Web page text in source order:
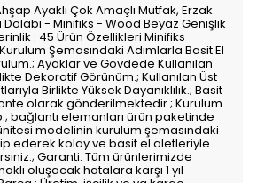
Ayaklı Çok Amaçlı Mutfak, Erzak
Dolabı - Minifiks - Wood Beyaz Genişlik
: 45 Ürün Özellikleri Minifiks
Şemasındaki Adımlarla Basit El
Ayaklar ve Gövdede Kullanılan
Dekoratif Görünüm.; Kullanılan Üst
Birlikte Yüksek Dayanıklılık.; Basit
olarak gönderilmektedir.; Kurulum
bağlantı elemanları ürün paketinde
modelinin kurulum şemasındaki
ederek kolay ve basit el aletleriyle
Garanti: Tüm ürünlerimizde
oluşacak hatalara karşı 1 yıl